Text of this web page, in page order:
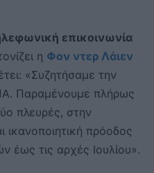
επικοινωνία
η Φον ντερ Λάιεν
«Συζητήσαμε την
Παραμένουμε πλήρως
πλευρές, στην
ικανοποιητική πρόοδος
έως τις αρχές Ιουλίου».